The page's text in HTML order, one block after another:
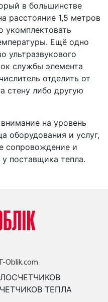
в большинстве
расстояние 1,5 метров
Ещё одно
ультразвукового
службы элемента
отделить от
стену либо другую
на уровень
оборудования и услуг,
сопровождение и
поставщика тепла.
Oblik.com
ТЕПЛА